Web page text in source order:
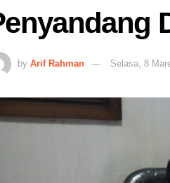
by Arif Rahman Selasa, 8